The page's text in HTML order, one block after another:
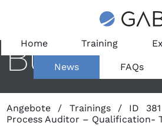
Home Training
News FAQs
Buchen
Angebote / Trainings/ ID
Process Auditor – Qualification-